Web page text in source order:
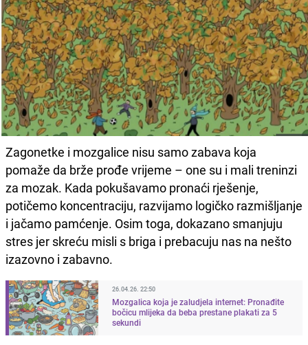
Zagonetke i mozgalice nisu samo zabava koja
pomaže da brže prođe vrijeme – one su i mali treninzi
za mozak. Kada pokušavamo pronaći rješenje,
potičemo koncentraciju, razvijamo logičko razmišljanje
i jačamo pamćenje. Osim toga, dokazano smanjuju
stres jer skreću misli s briga i prebacuju nas na nešto
izazovno i zabavno.
26.04.26. 22:50
Mozgalica koja je zaludjela internet: Pronađite
bočicu mlijeka da beba prestane plakati za 5
sekundi